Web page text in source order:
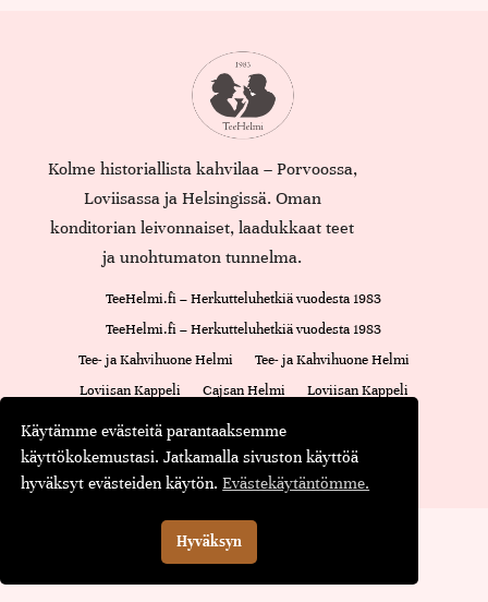
Kolme historiallista kahvilaa – Porvoossa,
Loviisassa ja Helsingissä. Oman
konditorian leivonnaiset, laadukkaat teet
ja unohtumaton tunnelma.
TeeHelmi.fi – Herkutteluhetkiä vuodesta 1983
TeeHelmi.fi – Herkutteluhetkiä vuodesta 1983
Tee- ja Kahvihuone Helmi
Tee- ja Kahvihuone Helmi
Loviisan Kappeli
Cajsan Helmi
Loviisan Kappeli
Oiva-raportti
Maustamaton tee
Maustettu tee Musta tee
© Teehelmi.fi
Käytämme evästeitä parantaaksemme
käyttökokemustasi. Jatkamalla sivuston käyttöä
hyväksyt evästeiden käytön.Evästekäytäntömme.
Hyväksyn